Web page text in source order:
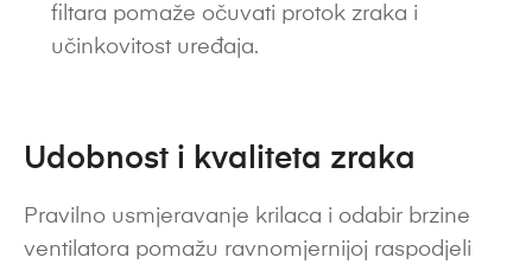
filtara pomaže očuvati protok zraka i
učinkovitost uređaja.
Udobnost i kvaliteta zraka
Pravilno usmjeravanje krilaca i odabir brzine
ventilatora pomažu ravnomjernijoj raspodjeli